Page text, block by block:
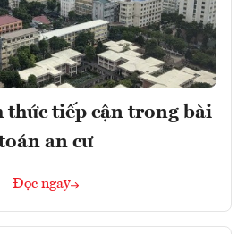
thức tiếp cận trong bài
an cư
Đọc ngay